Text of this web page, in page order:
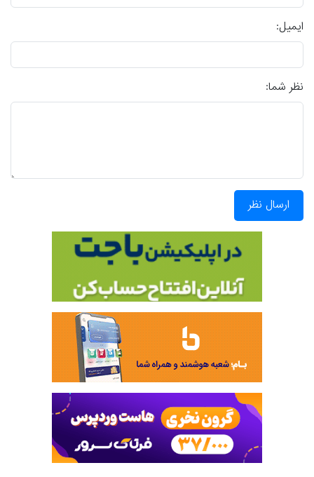
ایمیل:
نظر شما:
ارسال نظر